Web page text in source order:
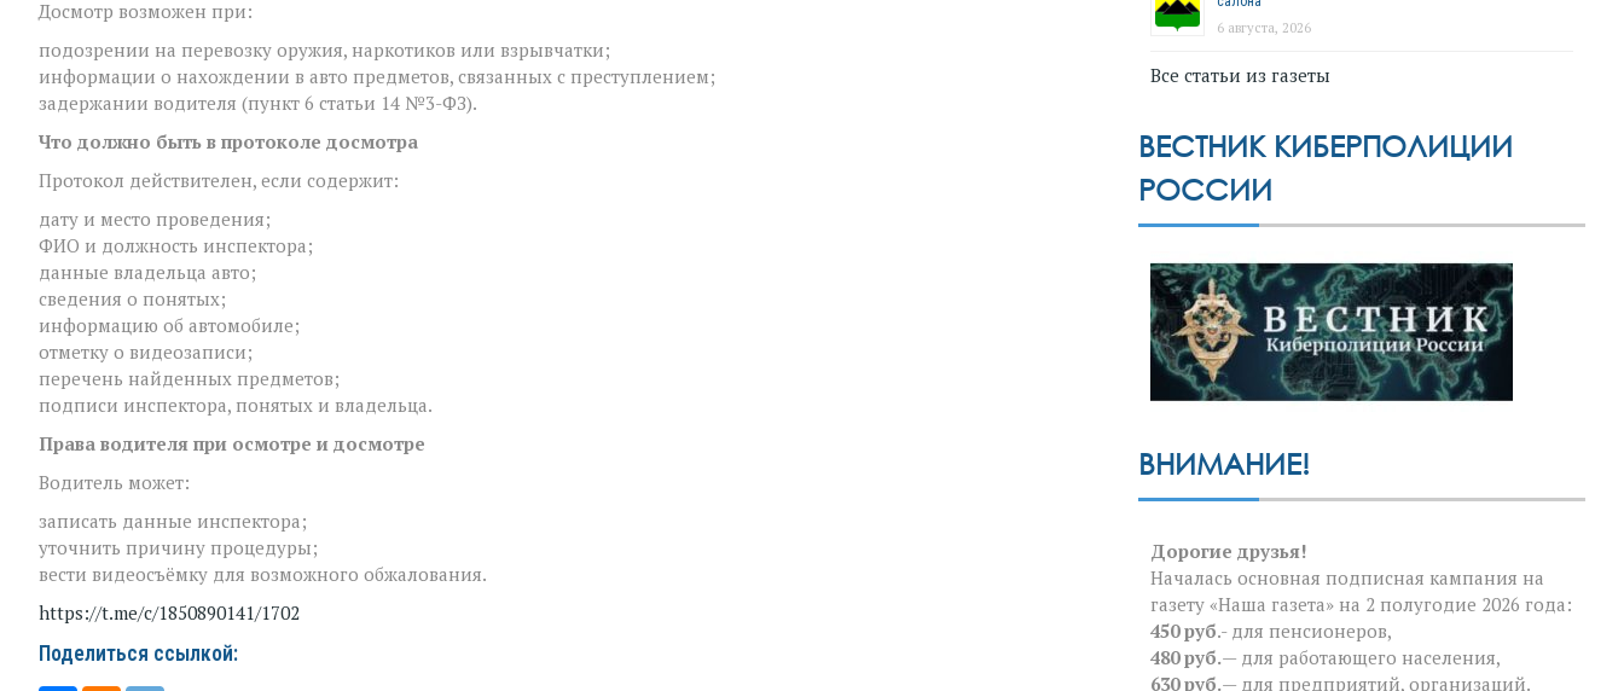
Досмотр возможен при:
подозрении на перевозку оружия, наркотиков или взрывчатки;
информации о нахождении в авто предметов, связанных с преступлением;
задержании водителя (пункт 6 статьи 14 №3-ФЗ).
Что должно быть в протоколе досмотра
Протокол действителен, если содержит:
дату и место проведения;
ФИО и должность инспектора;
данные владельца авто;
сведения о понятых;
информацию об автомобиле;
отметку о видеозаписи;
перечень найденных предметов;
подписи инспектора, понятых и владельца.
Права водителя при осмотре и досмотре
Водитель может:
записать данные инспектора;
уточнить причину процедуры;
вести видеосъёмку для возможного обжалования.
https://t.me/c/1850890141/1702
Поделиться ссылкой:
6 августа, 2026
Все статьи из газеты
ВЕСТНИК КИБЕРПОЛИЦИИ
РОССИИ
ВНИМАНИЕ!
Дорогие друзья!
Началась основная подписная кампания на
газету «Наша газета» на 2 полугодие 2026 года:
450 руб.- для пенсионеров,
480 руб.— для работающего населения,
630 руб.— для предприятий, организаций.